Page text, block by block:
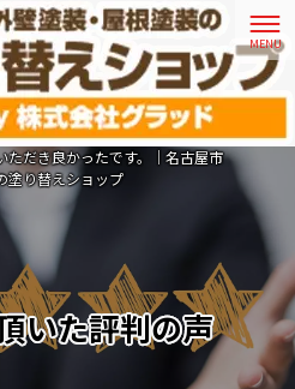
だき良かったです。｜名古屋市
塗り替えショップ
いた評判の声